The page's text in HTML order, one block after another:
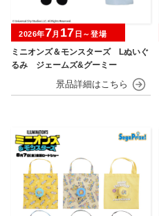
ミニオンズ＆モンスターズ Lぬいぐ
るみ ジェームズ&グーミー
2026年7月 17 日～登場